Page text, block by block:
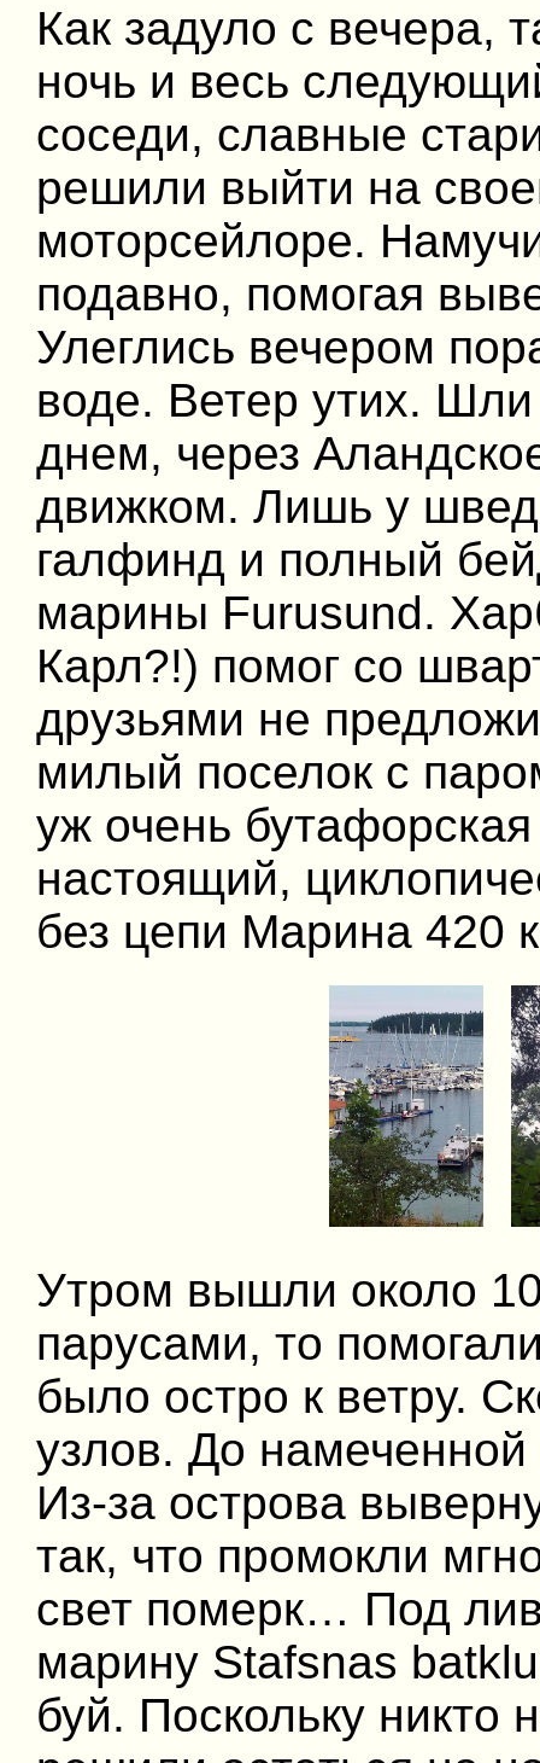
Как задуло с вечера,
ночь и весь
соседи, славные
решили выйти на
моторсейлоре.
подавно, помогая
Улеглись вечером
воде. Ветер утих.
днем, через
движком. Лишь у
галфинд и полный
марины Furusund.
Карл?!) помог со
друзьями не
милый поселок с
уж очень
настоящий,
без цепи Марина 420
Утром вышли около
парусами, то
было остро к ветру.
узлов. До
Из-за острова
так, что промокли
свет померк… Под
марину Stafsnas
буй. Поскольку никто